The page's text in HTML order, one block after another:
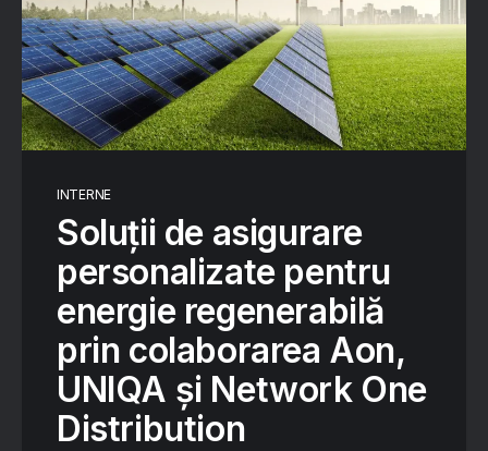
INTERNE
Soluții de asigurare
personalizate pentru
energie regenerabilă
prin colaborarea Aon,
UNIQA și Network One
Distribution